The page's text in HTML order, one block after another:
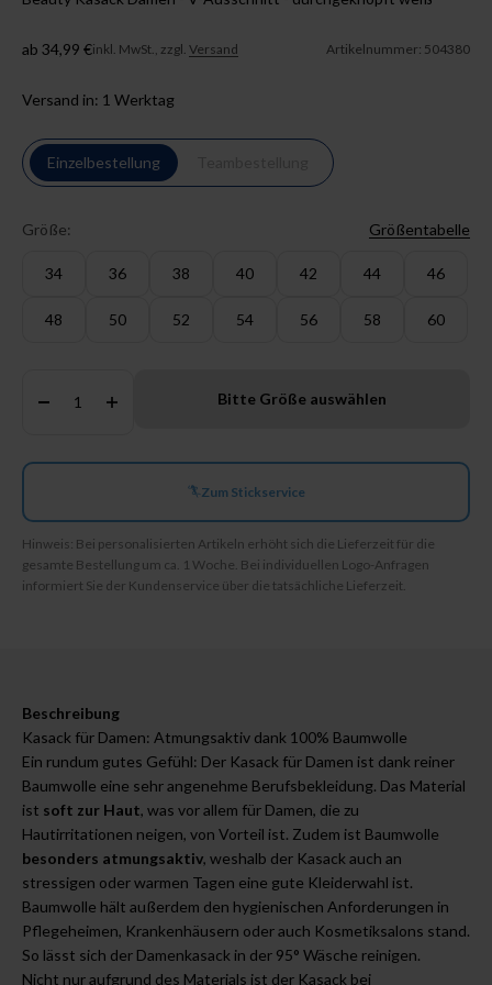
Angebot
ab 34,99 €inkl. MwSt., zzgl. Versand Artikelnummer: 504380
Versand in: 1 Werktag
Einzelbestellung
Größe: Größentabelle
34 36 38 40 42 44 46
48 50 52 54 56 58 60
Bitte Größe auswählen
Zum Stickservice
Hinweis: Bei personalisierten Artikeln erhöht sich die Lieferzeit für die
gesamte Bestellung um ca. 1 Woche. Bei individuellen Logo-Anfragen
informiert Sie der Kundenservice über die tatsächliche Lieferzeit.
Beschreibung
Kasack für Damen: Atmungsaktiv dank 100% Baumwolle
Ein rundum gutes Gefühl: Der Kasack für Damen ist dank reiner
Baumwolle eine sehr angenehme Berufsbekleidung. Das Material
ist soft zur Haut, was vor allem für Damen, die zu
Hautirritationen neigen, von Vorteil ist. Zudem ist Baumwolle
besonders atmungsaktiv, weshalb der Kasack auch an
stressigen oder warmen Tagen eine gute Kleiderwahl ist.
Baumwolle hält außerdem den hygienischen Anforderungen in
Pflegeheimen, Krankenhäusern oder auch Kosmetiksalons stand.
So lässt sich der Damenkasack in der 95° Wäsche reinigen.
Nicht nur aufgrund des Materials ist der Kasack bei